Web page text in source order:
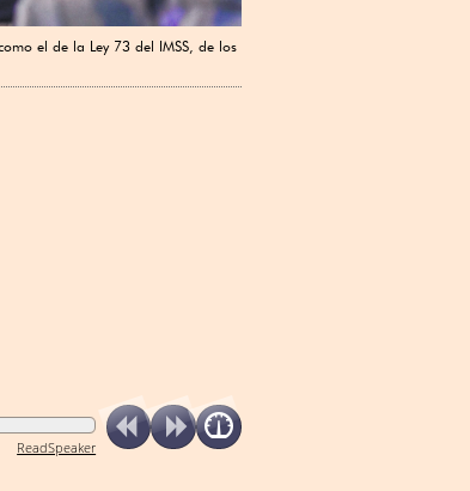
el de la Ley 73 del IMSS, de los
ReadSpeaker